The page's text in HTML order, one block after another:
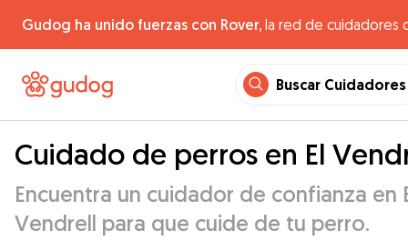
Gudog ha unido fuerzas con Rover, la red de cuidadores
Buscar Cuidadores
Cuidado de perros en El
Encuentra un cuidador de confianza en
Vendrell para que cuide de tu perro.